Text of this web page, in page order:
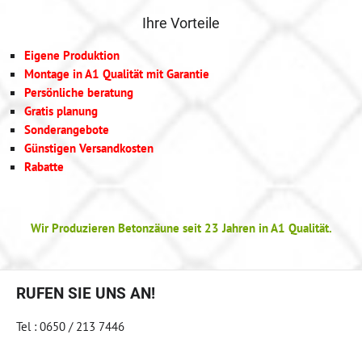
Ihre Vorteile
Eigene Produktion
Montage in A1 Qualität mit Garantie
Persönliche beratung
Gratis planung
Sonderangebote
Günstigen Versandkosten
Rabatte
Wir Produzieren Betonzäune seit 23 Jahren in A1 Qualität.
RUFEN SIE UNS AN!
Tel : 0650 / 213 7446